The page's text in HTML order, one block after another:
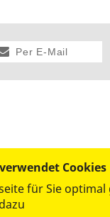
Per E-Mail
ANGEBOTE
Cookies
für Sie